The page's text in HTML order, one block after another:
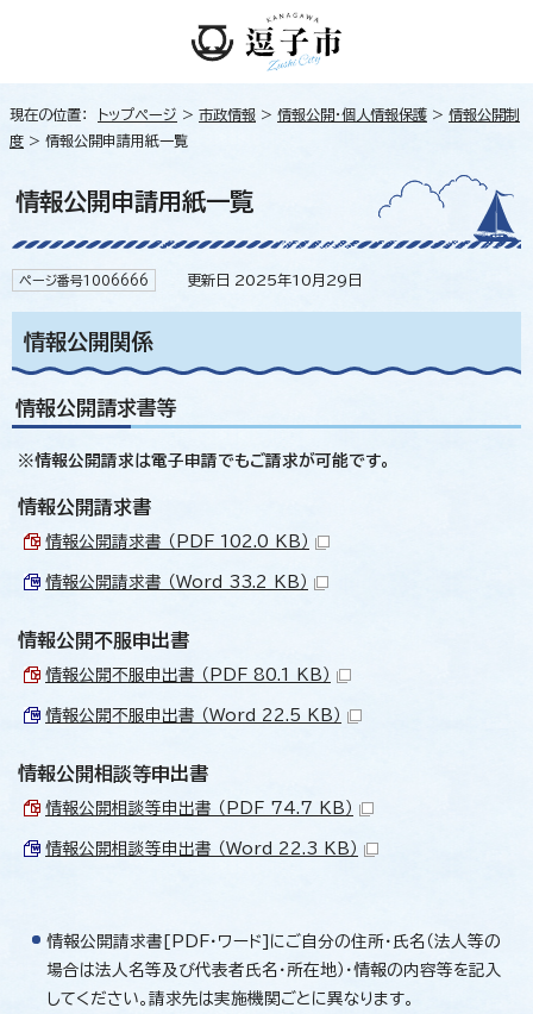
現在の位置： トップページ > 市政情報 > 情報公開・個人情報保護 > 情報公開制
度 > 情報公開申請用紙一覧
情報公開申請用紙一覧
ページ番号1006666 更新日 2025年10月29日
情報公開関係
情報公開請求書等
※情報公開請求は電子申請でもご請求が可能です。
情報公開請求書
情報公開請求書 （PDF 102.0 KB）
情報公開請求書 （Word 33.2 KB）
情報公開不服申出書
情報公開不服申出書 （PDF 80.1 KB）
情報公開不服申出書 （Word 22.5 KB）
情報公開相談等申出書
情報公開相談等申出書 （PDF 74.7 KB）
情報公開相談等申出書 （Word 22.3 KB）
情報公開請求書[PDF・ワード]にご自分の住所・氏名（法人等の
場合は法人名等及び代表者氏名・所在地）・情報の内容等を記入
してください。請求先は実施機関ごとに異なります。